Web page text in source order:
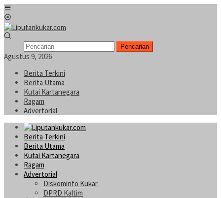
Loncat
ke
konten
Pencarian
Agustus 9, 2026
Berita Terkini
Berita Utama
Kutai Kartanegara
Ragam
Advertorial
Berita Terkini
Berita Utama
Kutai Kartanegara
Ragam
Advertorial
Diskominfo Kukar
DPRD Kaltim